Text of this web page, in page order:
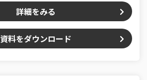
詳細をみる
資料をダウンロード